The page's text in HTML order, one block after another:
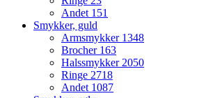
Andet 151
Smykker, guld
Armsmykker 1348
Brocher 163
Halssmykker2050
Ringe 2718
Andet 1087